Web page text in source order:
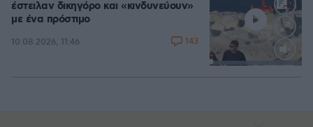
Loaded
έστειλαν δικηγόρο και «κινδυνεύουν»
με ένα πρόστιμο
10.08.2026, 11:46 143